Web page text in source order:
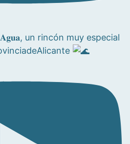
𝐀𝐠𝐮𝐚, un rincón muy especial